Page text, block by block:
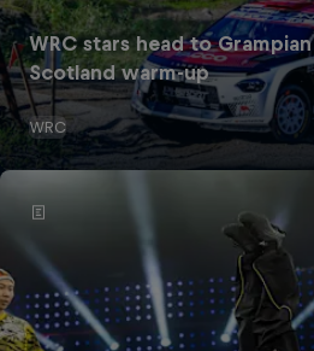
WRC stars head to
Scotland warm-up
WRC